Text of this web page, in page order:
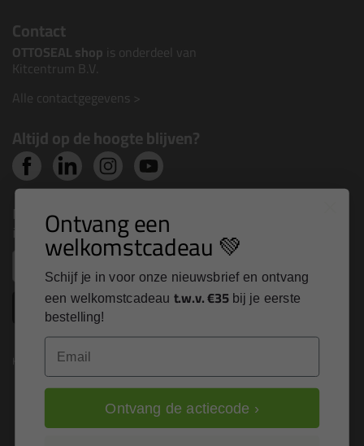
Contact
OTTOSEAL shop is onderdeel van
Kitcentrum B.V.
Alle contactgegevens >
Altijd op de hoogte blijven?
Nieuws, tips en exclusieve deals rechtstreeks in je
inbox
Inschrijven
Kitcentrum is trots op:
Ontvang een
welkomstcadeau 💚
Schijf je in voor onze nieuwsbrief en ontvang
een welkomstcadeau t.w.v. €35 bij je eerste
bestelling!
Email
Ontvang de actiecode ›